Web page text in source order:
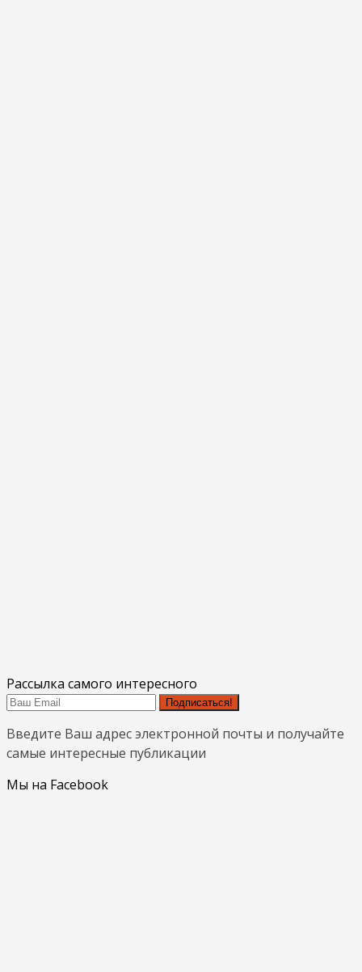
Рассылка самого интересного
Подписаться!
Введите Ваш адрес электронной почты и получайте
самые интересные публикации
Мы на Facebook